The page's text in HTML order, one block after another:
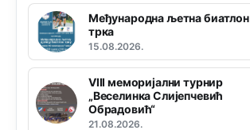
Међународна љетна биатлон
трка
15.08.2026.
VIII меморијални турнир
„Веселинка Слијепчевић
Обрадовић“
21.08.2026.